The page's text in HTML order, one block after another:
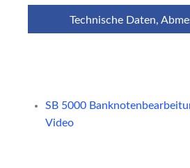
Technische Daten,
SB 5000
Video